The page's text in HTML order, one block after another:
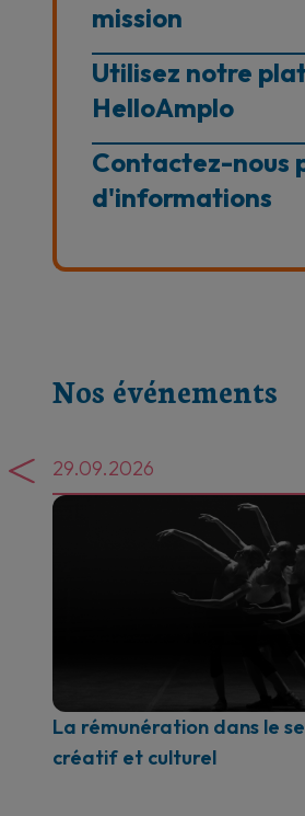
mission
Utilisez notre
HelloAmplo
Contactez-nous
d'informations
Nos événements
15.12.2026
La rémunération dans le
créatif et culturel